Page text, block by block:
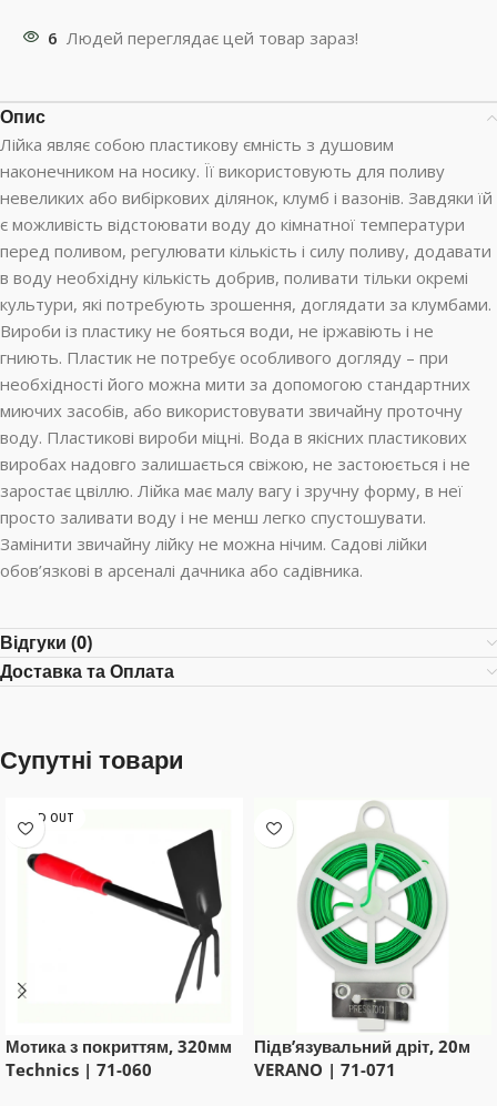
6 Людей переглядає цей товар зараз!
Опис
Лійка являє собою пластикову ємність з душовим
наконечником на носику. Її використовують для поливу
невеликих або вибіркових ділянок, клумб і вазонів. Завдяки їй
є можливість відстоювати воду до кімнатної температури
перед поливом, регулювати кількість і силу поливу, додавати
в воду необхідну кількість добрив, поливати тільки окремі
культури, які потребують зрошення, доглядати за клумбами.
Вироби із пластику не бояться води, не іржавіють і не
гниють. Пластик не потребує особливого догляду – при
необхідності його можна мити за допомогою стандартних
миючих засобів, або використовувати звичайну проточну
воду. Пластикові вироби міцні. Вода в якісних пластикових
виробах надовго залишається свіжою, не застоюється і не
заростає цвіллю. Лійка має малу вагу і зручну форму, в неї
просто заливати воду і не менш легко спустошувати.
Замінити звичайну лійку не можна нічим. Садові лійки
обов’язкові в арсеналі дачника або садівника.
Відгуки (0)
Доставка та Оплата
Супутні товари
SOLD OUT
Мотика з покриттям, 320мм
Technics | 71-060
Підв’язувальний дріт, 20м
VERANO | 71-071